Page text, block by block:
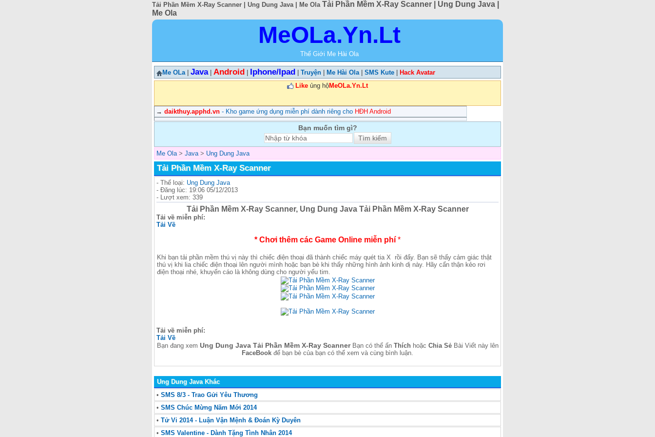
Tải Phần Mềm X-Ray Scanner | Ung Dung Java | Me Ola Tải Phần Mềm X-Ray Scanner | Ung Dung Java |
Me Ola
MeOLa.Yn.Lt
Thế Giới Me Hài Ola
Me OLa| Java| Android Iphone/Ipad Truyện Me Hài Ola| SMS Kute
Hack Avatar
Like ủng hộMeOLa.Yn.Lt
→ daikthuy.apphd.vn - Kho game ứng dụng miễn phí dành riêng cho HĐH Android
Bạn muốn tìm gì?
Me Ola> Java> Ung Dung Java
Tải Phần Mềm X-Ray Scanner
- Thể loại: Ung Dung Java
- Đăng lúc: 19:06 05/12/2013
- Lượt xem: 339
Tải Phần Mềm X-Ray Scanner, Ung Dung Java Tải Phần Mềm X-Ray Scanner
Tải về miễn phí:
Tải Về
* Chơi thêm các Game Online miễn phí *
Khi bạn tải phần mềm thú vị này thì chiếc điện thoại đã thành chiếc máy quét tia X rồi đấy. Bạn sẽ thấy cảm giác thật
thú vị khi lia chiếc điện thoại lên người mình hoặc bạn bè khi thấy những hình ảnh kinh dị này. Hãy cẩn thận kẻo rơi
điện thoại nhé, khuyến cáo là không dùng cho người yếu tim.
Tải về miễn phí:
Tải Về
Bạn đang xem Ung Dung Java Tải Phần Mềm X-Ray ScannerBạn có thể ấn Thích hoặc Chia SẻBài Viết này lên
FaceBook để bạn bè của bạn có thể xem và cùng bình luận.
Ung Dung Java Khác
• SMS 8/3 - Trao Gửi Yêu Thương
• SMS Chúc Mừng Năm Mới 2014
• Tử Vi 2014 - Luận Vận Mệnh & Đoán Kỳ Duyên
• SMS Valentine - Dành Tặng Tình Nhân 2014